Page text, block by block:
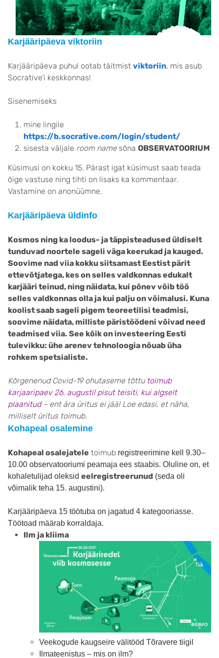
Karjääripäeva viktoriin
Karjääripäeva puhul ootab täitmist viktoriin, mis asub
Socrative’i keskkonnas!
Sisenemiseks
mine lingile
https://b.socrative.com/login/student/
sisesta väljale room name sõna OBSERVATOORIUM
Küsimusi on kokku 15. Pärast igat küsimust saab teada
õige vastuse ning tihti on lisaks ka kommentaar.
Vastamine on anonüümne.
Karjääripäeva üldinfo
Kosmos ning ka loodus- ja täppisteadused üldiselt
tunduvad noortele sageli väga keerukad ja kauged.
Soovime nad viia kokku siitsamast Eestist pärit
ettevõtjatega, kes on selles valdkonnas edukalt
karjääri teinud, ning näidata, kui põnev võib töö
selles valdkonnas olla ja kui palju on võimalusi. Kuna
koolist saab sageli pigem teoreetilisi teadmisi,
soovime näidata, milliste päristöödeni võivad need
teadmised viia. See kõik on investeering Eesti
tulevikku: ühe arenev tehnoloogia nõuab üha
rohkem spetsialiste.
Kõrgenenud Covid-19 ohutaseme tõttu toimub
karjaaripaev 26. augustil pisut teisiti, kui algselt
plaanitud– ent ära üritus ei jää! Loe edasi, et näha,
milliselt üritus toimub.
Kohapeal osalemine
Kohapeal osalejatele toimub registreerimine kell 9.30–
10.00 observatooriumi peamaja ees staabis. Oluline on, et
kohaletulijad oleksid eelregistreerunud (seda oli
võimalik teha 15. augustini).
Karjääripäeva 15 töötuba on jagatud 4 kategooriasse.
Töötoad määrab korraldaja.
Ilm ja kliima
Veekogude kaugseire välitööd Tõravere tiigil
Ilmateenistus – mis on ilm?